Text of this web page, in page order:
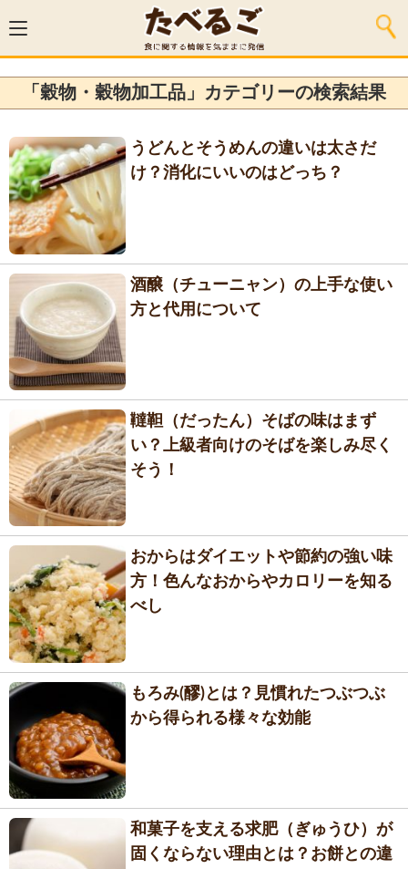
「穀物・穀物加工品」カテゴリーの検索結果
うどんとそうめんの違いは太さだ
け？消化にいいのはどっち？
酒醸（チューニャン）の上手な使い
方と代用について
韃靼（だったん）そばの味はまず
い？上級者向けのそばを楽しみ尽く
そう！
おからはダイエットや節約の強い味
方！色んなおからやカロリーを知る
べし
もろみ(醪)とは？見慣れたつぶつぶ
から得られる様々な効能
和菓子を支える求肥（ぎゅうひ）が
固くならない理由とは？お餅との違